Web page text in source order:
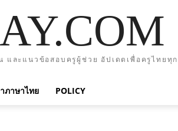
และแนวข้อสอบครูผู้ช่วย อัปเดตเพื่อครูไทยทุ
ภาษาไทย POLICY